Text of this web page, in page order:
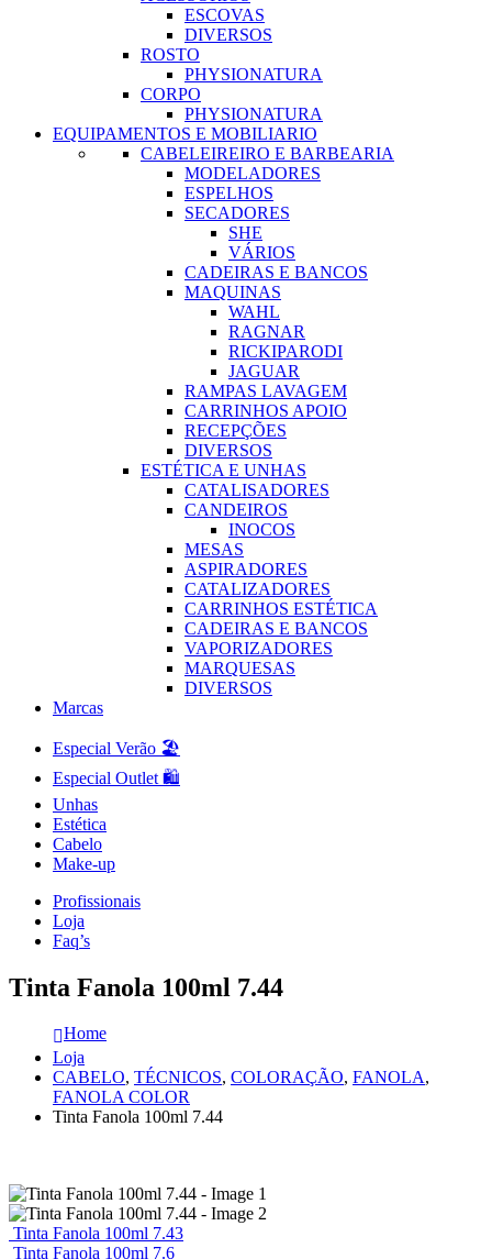
ESCOVAS
DIVERSOS
ROSTO
PHYSIONATURA
CORPO
PHYSIONATURA
EQUIPAMENTOS E MOBILIARIO
CABELEIREIRO E BARBEARIA
MODELADORES
ESPELHOS
SECADORES
SHE
VÁRIOS
CADEIRAS E BANCOS
MAQUINAS
WAHL
RAGNAR
RICKIPARODI
JAGUAR
RAMPAS LAVAGEM
CARRINHOS APOIO
RECEPÇÕES
DIVERSOS
ESTÉTICA E UNHAS
CATALISADORES
CANDEIROS
INOCOS
MESAS
ASPIRADORES
CATALIZADORES
CARRINHOS ESTÉTICA
CADEIRAS E BANCOS
VAPORIZADORES
MARQUESAS
DIVERSOS
Marcas
Especial Verão 🏖️
Especial Outlet 🛍️
Unhas
Estética
Cabelo
Make-up
Profissionais
Loja
Faq’s
Tinta Fanola 100ml 7.44
Home
Loja
CABELO, TÉCNICOS, COLORAÇÃO, FANOLA,
FANOLA COLOR
Tinta Fanola 100ml 7.44
Tinta Fanola 100ml 7.43
Tinta Fanola 100ml 7.6